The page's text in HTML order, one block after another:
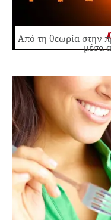
Από τη θεωρία στην
μέσα